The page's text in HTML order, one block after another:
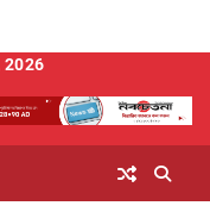
2026